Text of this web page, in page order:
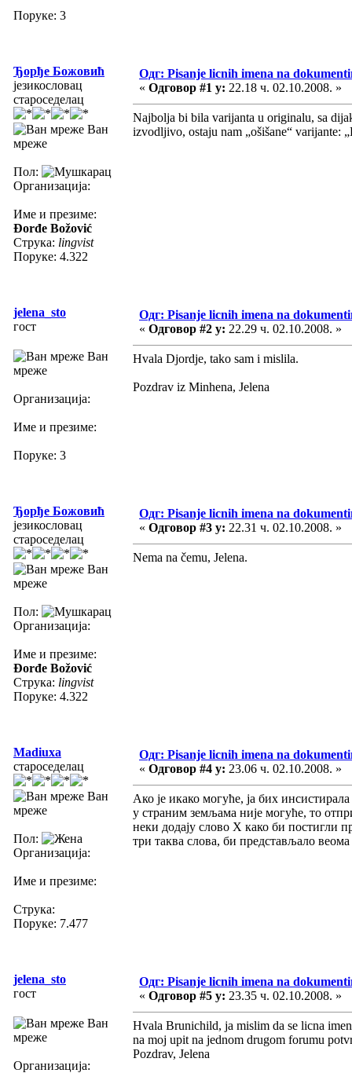
Поруке: 3
Ђорђе Божовић
језикословац
староседелац
Ван
мреже
Пол:
Организација:
Име и презиме:
Đorđe Božović
Струка: lingvist
Поруке: 4.322
Одг: Pisanje licnih imena na
« Одговор #1 у: 22.18 ч. 02.10.2008. »
Najbolja bi bila varijanta u originalu, sa
izvodljivo, ostaju nam „ošišane“ varijante:
jelena_sto
гост
Ван
мреже
Организација:
Име и презиме:
Поруке: 3
Одг: Pisanje licnih imena na
« Одговор #2 у: 22.29 ч. 02.10.2008. »
Hvala Djordje, tako sam i mislila.
Pozdrav iz Minhena, Jelena
Ђорђе Божовић
језикословац
староседелац
Ван
мреже
Пол:
Организација:
Име и презиме:
Đorđe Božović
Струка: lingvist
Поруке: 4.322
Одг: Pisanje licnih imena na
« Одговор #3 у: 22.31 ч. 02.10.2008. »
Nema na čemu, Jelena.
Madiuxa
староседелац
Ван
мреже
Пол:
Организација:
Име и презиме:
Струка:
Поруке: 7.477
Одг: Pisanje licnih imena na
« Одговор #4 у: 23.06 ч. 02.10.2008. »
Ако је икако могуће, ја бих
у страним земљама није могуће, то
неки додају слово Х како би постигли
три таква слова, би представљало
jelena_sto
гост
Ван
мреже
Организација:
Одг: Pisanje licnih imena na
« Одговор #5 у: 23.35 ч. 02.10.2008. »
Hvala Brunichild, ja mislim da se licna
na moj upit na jednom drugom forumu
Pozdrav, Jelena